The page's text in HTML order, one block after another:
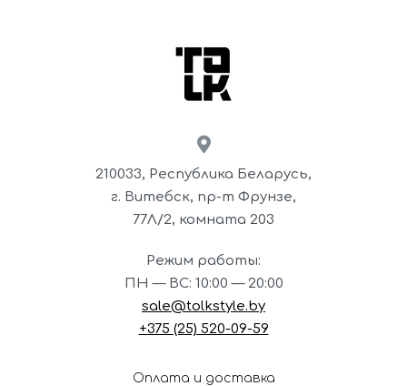
210033, Республика Беларусь,
г. Витебск, пр-т Фрунзе,
77Л/2, комната 203
Режим работы:
ПН — ВС: 10:00 — 20:00
sale@tolkstyle.by
+375 (25) 520-09-59
Оплата и доставка